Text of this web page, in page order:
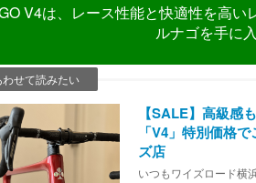
V4は、レース性能と快適性を高
ルナゴを手に
【SALE】高級感
「V4」特別価格
ズ店
いつもワイズロード横